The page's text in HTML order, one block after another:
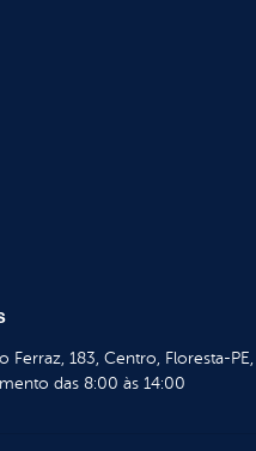
Ferraz, 183, Centro, Floresta-
das 8:00 às 14:00